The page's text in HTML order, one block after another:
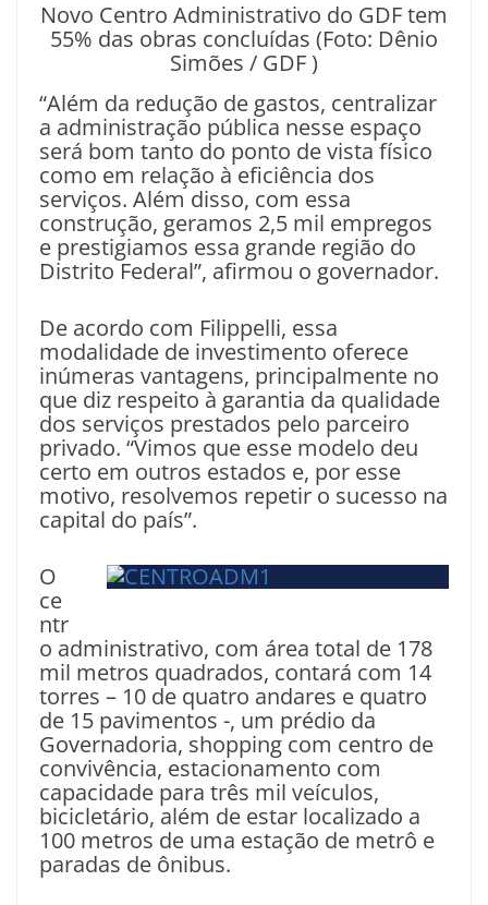
Novo Centro Administrativo do GDF tem
55% das obras concluídas (Foto: Dênio
Simões / GDF )
“Além da redução de gastos, centralizar
a administração pública nesse espaço
será bom tanto do ponto de vista físico
como em relação à eficiência dos
serviços. Além disso, com essa
construção, geramos 2,5 mil empregos
e prestigiamos essa grande região do
Distrito Federal”, afirmou o governador.
De acordo com Filippelli, essa
modalidade de investimento oferece
inúmeras vantagens, principalmente no
que diz respeito à garantia da qualidade
dos serviços prestados pelo parceiro
privado. “Vimos que esse modelo deu
certo em outros estados e, por esse
motivo, resolvemos repetir o sucesso na
capital do país”.
O
ce
ntr
o administrativo, com área total de 178
mil metros quadrados, contará com 14
torres – 10 de quatro andares e quatro
de 15 pavimentos -, um prédio da
Governadoria, shopping com centro de
convivência, estacionamento com
capacidade para três mil veículos,
bicicletário, além de estar localizado a
100 metros de uma estação de metrô e
paradas de ônibus.